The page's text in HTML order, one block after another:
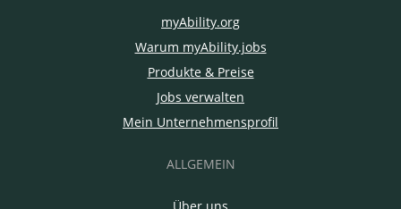
myAbility.org
Warum myAbility.jobs
Produkte & Preise
Jobs verwalten
Mein Unternehmensprofil
ALLGEMEIN